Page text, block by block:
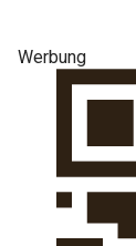
Werbung